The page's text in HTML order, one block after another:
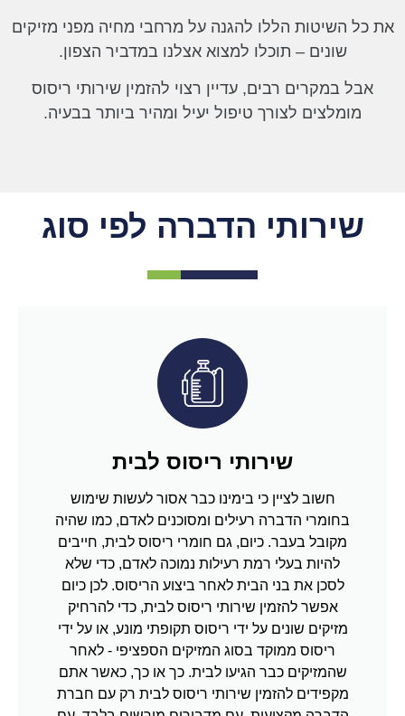
את כל השיטות הללו להגנה על מרחבי מחיה מפני מזיקים
שונים – תוכלו למצוא אצלנו במדביר הצפון.
אבל במקרים רבים, עדיין רצוי להזמין שירותי ריסוס
מומלצים לצורך טיפול יעיל ומהיר ביותר בבעיה.
שירותי הדברה לפי סוג
שירותי ריסוס לבית
חשוב לציין כי בימינו כבר אסור לעשות שימוש
בחומרי הדברה רעילים ומסוכנים לאדם, כמו שהיה
מקובל בעבר. כיום, גם חומרי ריסוס לבית, חייבים
להיות בעלי רמת רעילות נמוכה לאדם, כדי שלא
לסכן את בני הבית לאחר ביצוע הריסוס. לכן כיום
אפשר להזמין שירותי ריסוס לבית, כדי להרחיק
מזיקים שונים על ידי ריסוס תקופתי מונע, או על ידי
ריסוס ממוקד בסוג המזיקים הספציפי - לאחר
שהמזיקים כבר הגיעו לבית. כך או כך, כאשר אתם
מקפידים להזמין שירותי ריסוס לבית רק עם חברת